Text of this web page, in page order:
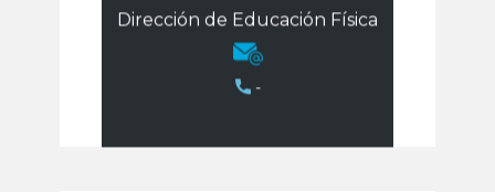
Dirección de Educación Física
-